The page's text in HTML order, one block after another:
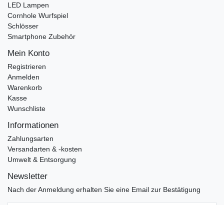
LED Lampen
Cornhole Wurfspiel
Schlösser
Smartphone Zubehör
Mein Konto
Registrieren
Anmelden
Warenkorb
Kasse
Wunschliste
Informationen
Zahlungsarten
Versandarten & -kosten
Umwelt & Entsorgung
Newsletter
Nach der Anmeldung erhalten Sie eine Email zur Bestätigung